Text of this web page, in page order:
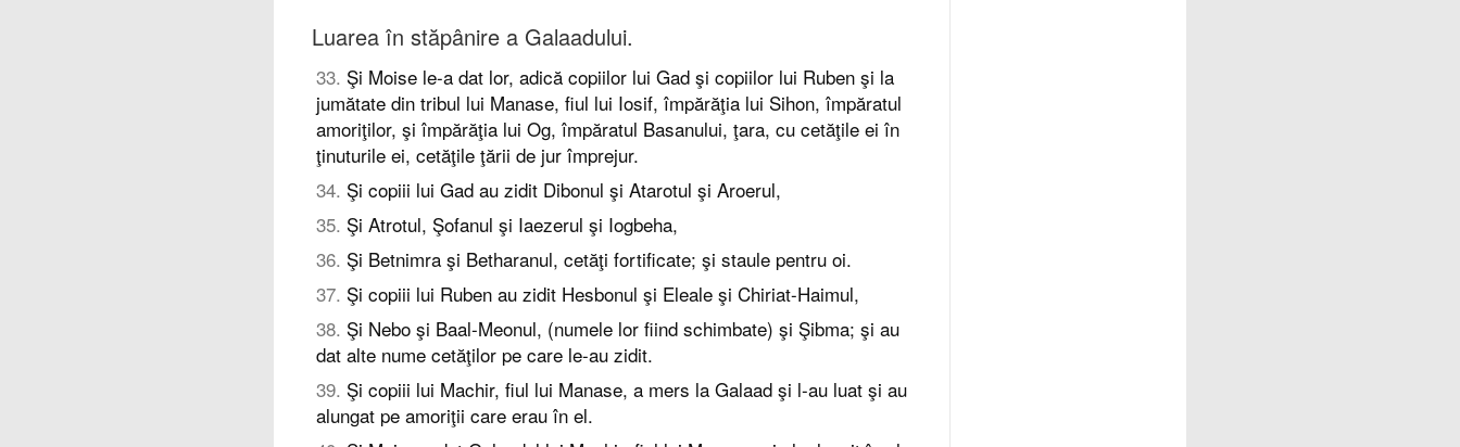
Luarea în stăpânire a Galaadului.
33. Şi Moise le-a dat lor, adică copiilor lui Gad şi copiilor lui Ruben şi la
jumătate din tribul lui Manase, fiul lui Iosif, împărăţia lui Sihon, împăratul
amoriţilor, şi împărăţia lui Og, împăratul Basanului, ţara, cu cetăţile ei în
ţinuturile ei, cetăţile ţării de jur împrejur.
34. Şi copiii lui Gad au zidit Dibonul şi Atarotul şi Aroerul,
35. Şi Atrotul, Şofanul şi Iaezerul şi Iogbeha,
36. Şi Betnimra şi Betharanul, cetăţi fortificate; şi staule pentru oi.
37. Şi copiii lui Ruben au zidit Hesbonul şi Eleale şi Chiriat-Haimul,
38. Şi Nebo şi Baal-Meonul, (numele lor fiind schimbate) şi Şibma; şi au
dat alte nume cetăţilor pe care le-au zidit.
39. Şi copiii lui Machir, fiul lui Manase, a mers la Galaad şi l-au luat şi au
alungat pe amoriţii care erau în el.